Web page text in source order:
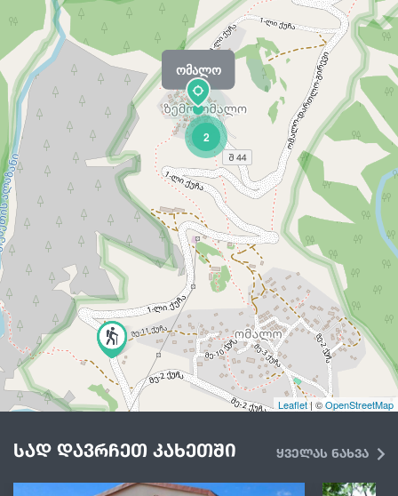
ომალო
2
Leaflet| ©OpenStreetMap
სად დავრჩეთ კახეთში ყველას ნახვა